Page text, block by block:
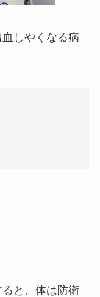
しやくなる病
と、体は防衛